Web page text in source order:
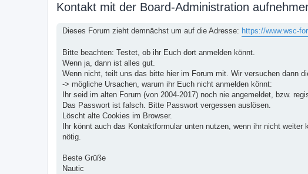
Kontakt mit der Board-Administration
Dieses Forum zieht demnächst um auf die Adresse: https://www.wsc-
Bitte beachten: Testet, ob ihr Euch dort anmelden könnt.
Wenn ja, dann ist alles gut.
Wenn nicht, teilt uns das bitte hier im Forum mit. Wir versuchen dann
-> mögliche Ursachen, warum ihr Euch nicht anmelden könnt:
Ihr seid im alten Forum (von 2004-2017) noch nie angemeldet, bzw.
Das Passwort ist falsch. Bitte Passwort vergessen auslösen.
Löscht alte Cookies im Browser.
Ihr könnt auch das Kontaktformular unten nutzen, wenn ihr nicht
nötig.
Beste Grüße
Nautic